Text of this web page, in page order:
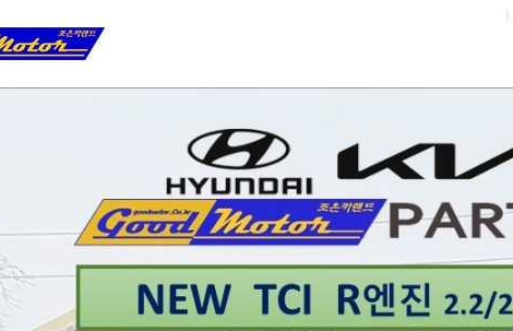
가격표
공지사항 이벤트 고객 방문기 정비사진 정보게시판
● 정비사진
조은카랜드